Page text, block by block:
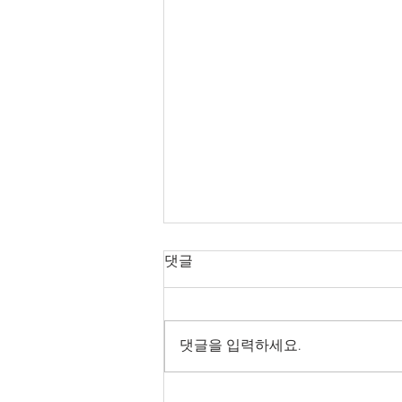
8월 5일 수요일 매일 말씀 묵상
이르라 남자나 여자나 사람들이 범
하는 죄를 범하여 여호와께 거역함
댓글
댓글을 입력하세요.